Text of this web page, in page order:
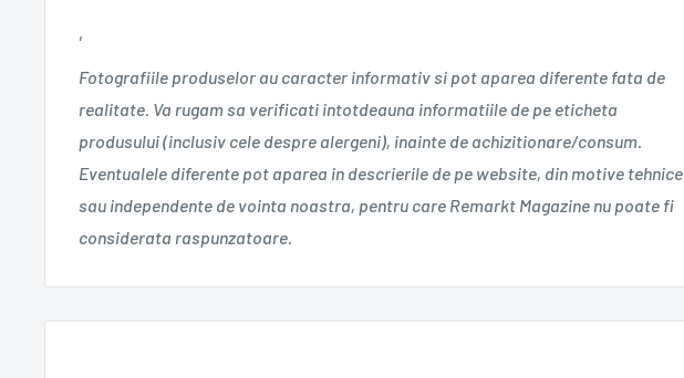
‚
Fotografiile produselor au caracter informativ si pot aparea diferente fata de
realitate. Va rugam sa verificati intotdeauna informatiile de pe eticheta
produsului (inclusiv cele despre alergeni), inainte de achizitionare/consum.
Eventualele diferente pot aparea in descrierile de pe website, din motive tehnice
sau independente de vointa noastra, pentru care Remarkt Magazine nu poate fi
considerata raspunzatoare.